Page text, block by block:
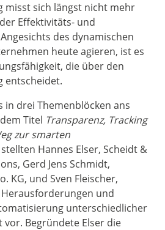
misst sich längst nicht mehr
Effektivitäts- und
des dynamischen
heute agieren, ist es
die über den
entscheidet.
in drei Themenblöcken ans
Titel Transparenz, Tracking
zur smarten
Hannes Elser, Scheidt &
Gerd Jens Schmidt,
KG, und Sven Fleischer,
und
unterschiedlicher
vor. Begründete Elser die